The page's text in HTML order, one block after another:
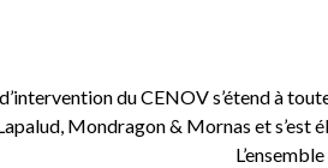
du CENOV s’étend à
Mondragon & Mornas et s’est